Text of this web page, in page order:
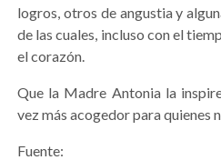
logros, otros de angustia y
de las cuales, incluso con el
el corazón.
Que la Madre Antonia la
vez más acogedor para quienes
Fuente: